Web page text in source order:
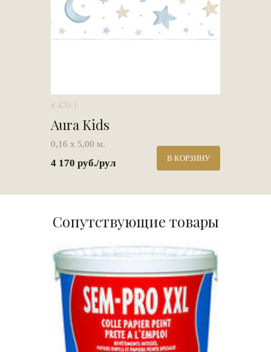
# 470-1
Aura Kids
0,16 х 5,00 м.
4 170 руб./рул В КОРЗИНУ
Сопутствующие товары